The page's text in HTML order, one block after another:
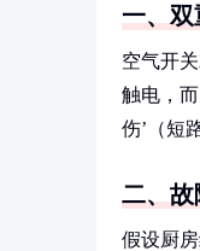
一、
空气开
触电，
伤’（短
二、故
假设厨